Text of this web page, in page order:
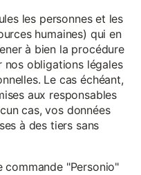
les personnes et les
humaines) qui en
à bien la procédure
obligations légales
Le cas échéant,
aux responsables
cas, vos données
à des tiers sans
commande "Personio"